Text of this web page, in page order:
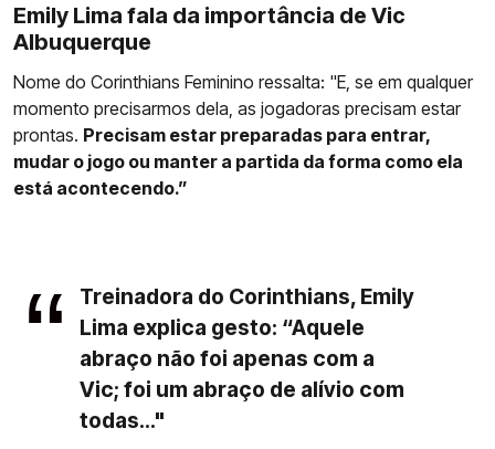
Emily Lima fala da importância de Vic
Albuquerque
Nome do Corinthians Feminino ressalta: "E, se em qualquer
momento precisarmos dela, as jogadoras precisam estar
prontas. Precisam estar preparadas para entrar,
mudar o jogo ou manter a partida da forma como ela
está acontecendo.”
Treinadora do Corinthians, Emily
Lima explica gesto: “Aquele
abraço não foi apenas com a
Vic; foi um abraço de alívio com
todas..."